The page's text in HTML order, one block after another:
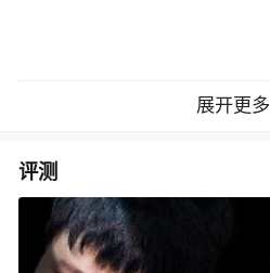
展开更多
评测